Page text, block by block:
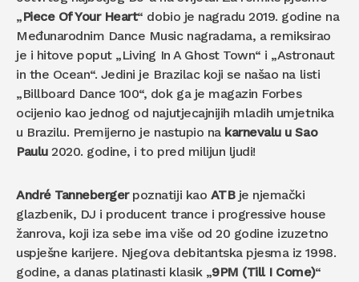
„Piece Of Your Heart“ dobio je nagradu 2019. godine na
Međunarodnim Dance Music nagradama, a remiksirao
je i hitove poput „Living In A Ghost Town“ i „Astronaut
in the Ocean“. Jedini je Brazilac koji se našao na listi
„Billboard Dance 100“, dok ga je magazin Forbes
ocijenio kao jednog od najutjecajnijih mladih umjetnika
u Brazilu. Premijerno je nastupio na karnevalu u Sao
Paulu2020. godine, i to pred milijun ljudi!
André Tanneberger poznatiji kao ATBje njemački
glazbenik, DJ i producent trance i progressive house
žanrova, koji iza sebe ima više od 20 godine izuzetno
uspješne karijere. Njegova debitantska pjesma iz 1998.
godine, a danas platinasti klasik „9PM (Till I Come)“